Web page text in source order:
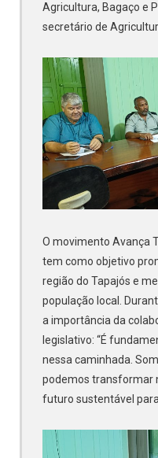
Agricultura, Bagaço e
secretário de
O movimento Avança
tem como objetivo
região do Tapajós e
população local.
a importância da
legislativo: “É
nessa caminhada.
podemos transformar
futuro sustentável